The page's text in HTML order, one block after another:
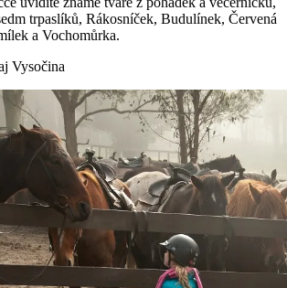
trpaslíků, Rákosníček, Budulínek, Červená
a Vochomůrka.
Vysočina